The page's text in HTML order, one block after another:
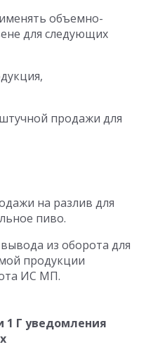
объемно-
для следующих
продажи для
на разлив для
пиво.
из оборота для
продукции
ИС МП.
1 Г уведомления